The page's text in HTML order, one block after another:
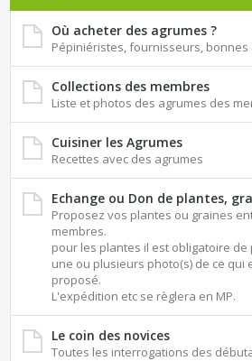
Où acheter des agrumes ?
Pépiniéristes, fournisseurs,
Collections des membres
Liste et photos des agrumes des
Cuisiner les Agrumes
Recettes avec des agrumes
Echange ou Don de plantes,
Proposez vos plantes ou graines
membres.
pour les plantes il est obligatoire de
une ou plusieurs photo(s) de ce qui
proposé.
L'expédition etc se règlera en MP.
Le coin des novices
Toutes les interrogations des